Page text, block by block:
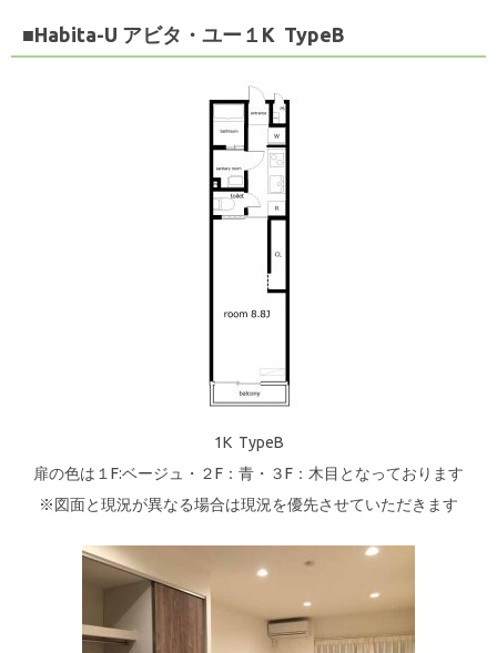
■Habita-U アビタ・ユー１K TypeB
1K TypeB
扉の色は１F:ベージュ・２F：青・３F：木目となっております
※図面と現況が異なる場合は現況を優先させていただきます